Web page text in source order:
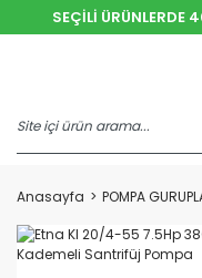
SEÇİLİ ÜRÜNLERDE
Anasayfa POMPA